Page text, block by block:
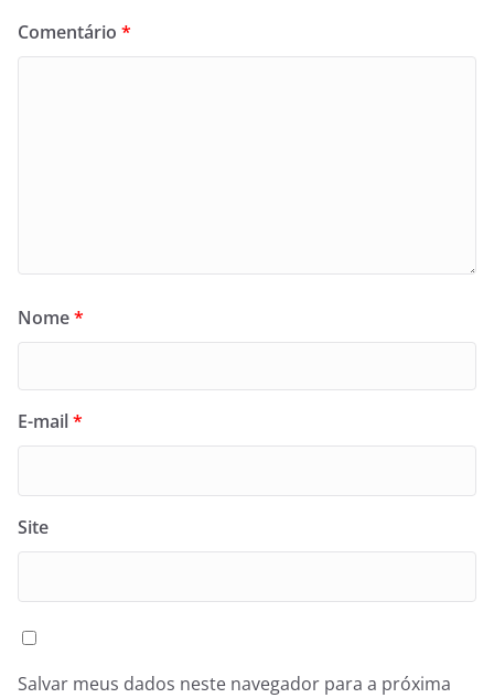
Comentário *
Nome*
E-mail*
Site
Salvar meus dados neste navegador para a próxima